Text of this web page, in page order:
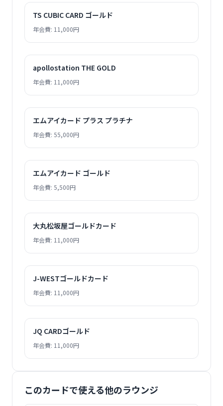
TS CUBIC CARD ゴールド
年会費: 11,000円
apollostation THE GOLD
年会費: 11,000円
エムアイカード プラス プラチナ
年会費: 55,000円
エムアイカード ゴールド
年会費: 5,500円
大丸松坂屋ゴールドカード
年会費: 11,000円
J-WESTゴールドカード
年会費: 11,000円
JQ CARDゴールド
年会費: 11,000円
このカードで使える他のラウンジ